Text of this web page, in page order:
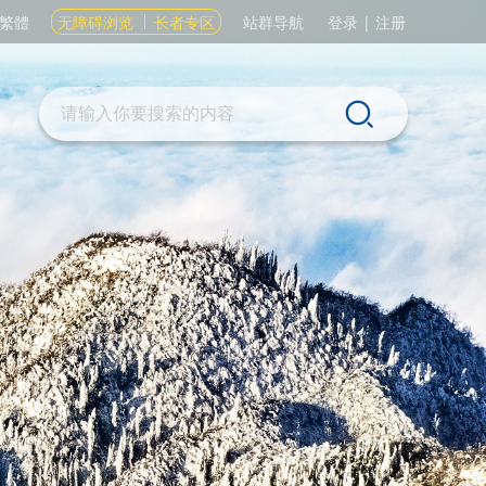
繁體 无障碍浏览 长者专区 站群导航 登录 | 注册